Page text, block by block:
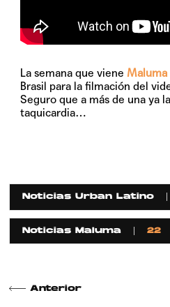
La semana que vieneMaluma
Brasil para la filmación del
Seguro que a más de una ya
taquicardia…
Noticias Urban Latino
Noticias Maluma 22
Anterior